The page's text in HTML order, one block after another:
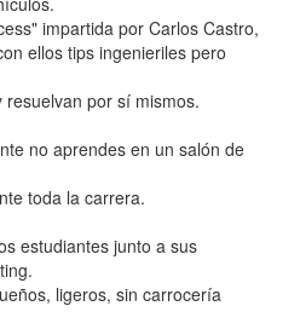
impartida por Carlos Castro,
ellos tips ingenieriles pero
por sí mismos.
no aprendes en un salón de
toda la carrera.
estudiantes junto a sus
ligeros, sin carrocería